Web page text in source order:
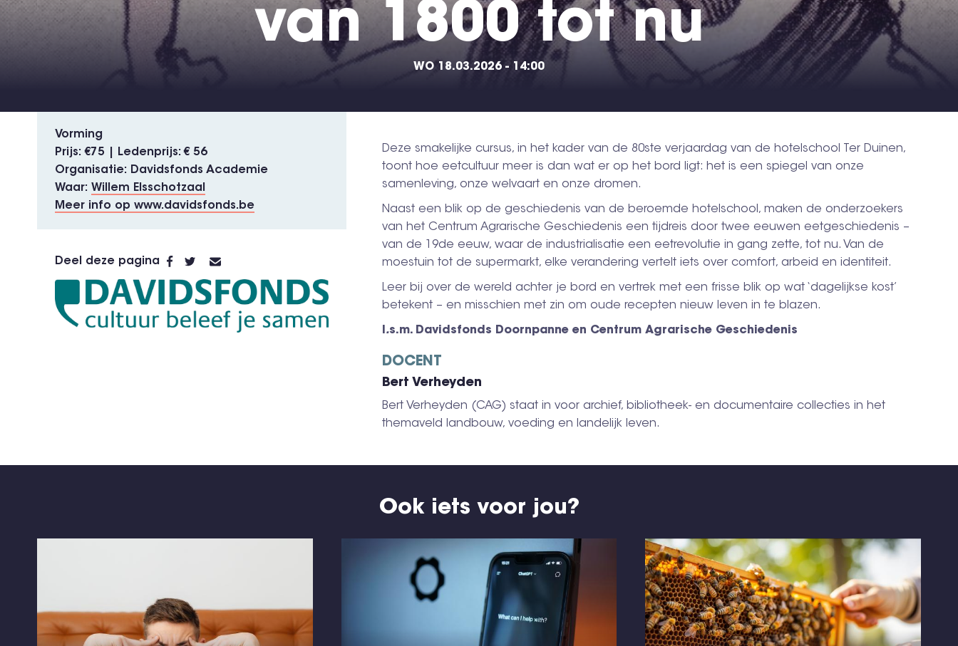
van 1800 tot nu
WO 18.03.2026 - 14:00
Vorming
Prijs
€75 | Ledenprijs: € 56
Organisatie
Davidsfonds Academie
Waar Willem Elsschotzaal
Meer info op www.davidsfonds.be
Deel deze pagina
Deze smakelijke cursus, in het kader van de 80ste verjaardag van de hotelschool Ter Duinen,
toont hoe eetcultuur meer is dan wat er op het bord ligt: het is een spiegel van onze
samenleving, onze welvaart en onze dromen.
Naast een blik op de geschiedenis van de beroemde hotelschool, maken de onderzoekers
van het Centrum Agrarische Geschiedenis een tijdreis door twee eeuwen eetgeschiedenis –
van de 19de eeuw, waar de industrialisatie een eetrevolutie in gang zette, tot nu. Van de
moestuin tot de supermarkt, elke verandering vertelt iets over comfort, arbeid en identiteit.
Leer bij over de wereld achter je bord en vertrek met een frisse blik op wat ‘dagelijkse kost’
betekent – en misschien met zin om oude recepten nieuw leven in te blazen.
.s.m. Davidsfonds Doornpanne en Centrum Agrarische Geschiedenis
DOCENT
Bert Verheyden
Bert Verheyden (CAG) staat in voor archief, bibliotheek- en documentaire collecties in het
themaveld landbouw, voeding en landelijk leven.
Ook iets voor jou?